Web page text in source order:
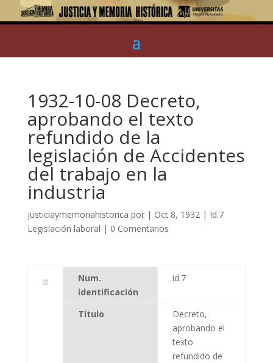
1932-10-08 Decreto,
aprobando el texto
refundido de la
legislación de Accidentes
del trabajo en la
industria
justiciaymemoriahistorica por | Oct 8, 1932 | Id.7
Legislación laboral | 0 Comentarios
Num.
identificación
id.7
Título
Decreto,
aprobando el
texto
refundido de